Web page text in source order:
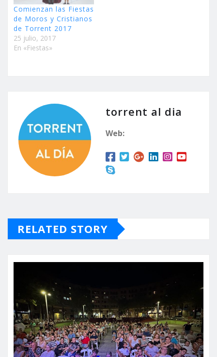
Comienzan las Fiestas
de Moros y Cristianos
de Torrent 2017
25 julio, 2017
En «Fiestas»
torrent al dia
Web:
RELATED STORY